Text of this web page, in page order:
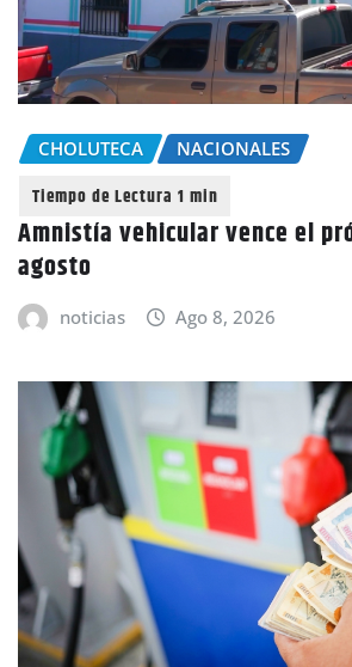
CHOLUTECA NACIONALES
Amnistía vehicular vence el
agosto
noticias Ago 8, 2026